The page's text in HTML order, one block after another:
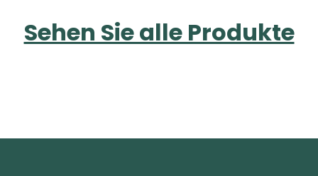
Sehen Sie alle Produkte